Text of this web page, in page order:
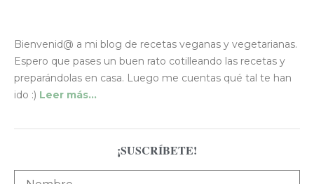
Bienvenid@ a mi blog de recetas veganas y vegetarianas.
Espero que pases un buen rato cotilleando las recetas y
preparándolas en casa. Luego me cuentas qué tal te han
ido :) Leer más…
¡SUSCRÍBETE!